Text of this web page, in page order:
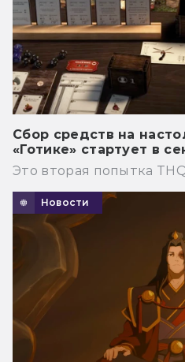
Сбор средств на
«Готике» стартует в
Это вторая попытка
Новости